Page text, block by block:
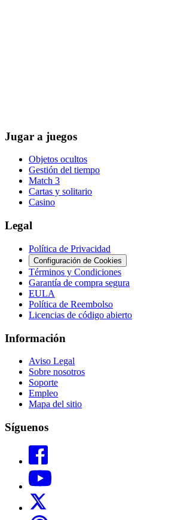
Jugar a juegos
Objetos ocultos
Gestión del tiempo
Match 3
Cartas y solitario
Casino
Legal
Política de Privacidad
Configuración de Cookies
Términos y Condiciones
Garantía de compra segura
EULA
Política de Reembolso
Licencias de código abierto
Información
Aviso Legal
Sobre nosotros
Soporte
Empleo
Mapa del sitio
Síguenos